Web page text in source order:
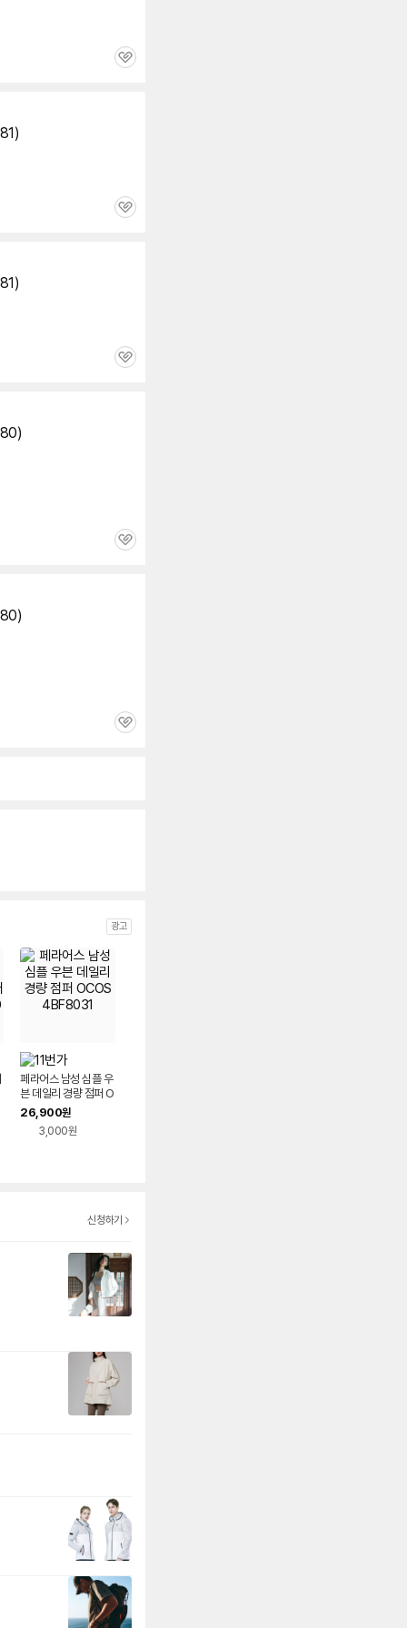
관
관
관
관
관
광고
페라어스 남성 심플 우
븐 데일리 경량 점퍼 O
COS4BF8031
26,900원
3,000원
신청하기